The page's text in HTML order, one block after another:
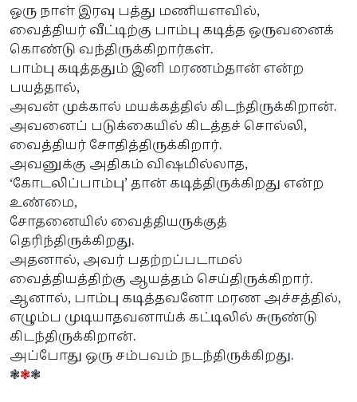
ஒரு நாள் இரவு பத்து மணியளவில்,
வைத்தியர் வீட்டிற்கு பாம்பு கடித்த ஒருவனைக்
கொண்டு வந்திருக்கிறார்கள்.
பாம்பு கடித்ததும் இனி மரணம்தான் என்ற
பயத்தால்,
அவன் முக்கால் மயக்கத்தில் கிடந்திருக்கிறான்.
அவனைப் படுக்கையில் கிடத்தச் சொல்லி,
வைத்தியர் சோதித்திருக்கிறார்.
அவனுக்கு அதிகம் விஷமில்லாத,
‘கோடலிப்பாம்பு’ தான் கடித்திருக்கிறது என்ற
உண்மை,
சோதனையில் வைத்தியருக்குத்
தெரிந்திருக்கிறது.
அதனால், அவர் பதற்றப்படாமல்
வைத்தியத்திற்கு ஆயத்தம் செய்திருக்கிறார்.
ஆனால், பாம்பு கடித்தவனோ மரண அச்சத்தில்,
எழும்ப முடியாதவனாய்க் கட்டிலில் சுருண்டு
கிடந்திருக்கிறான்.
அப்போது ஒரு சம்பவம் நடந்திருக்கிறது.
❃❃❃